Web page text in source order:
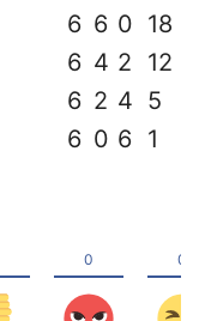
6 6 0 18
6 4 2
12
6 2 4 5
6 0 6 1